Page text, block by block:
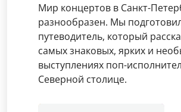
Мир концертов в Санкт-
разнообразен. Мы
путеводитель, который
самых знаковых, ярких и
выступлениях поп-
Северной столице.